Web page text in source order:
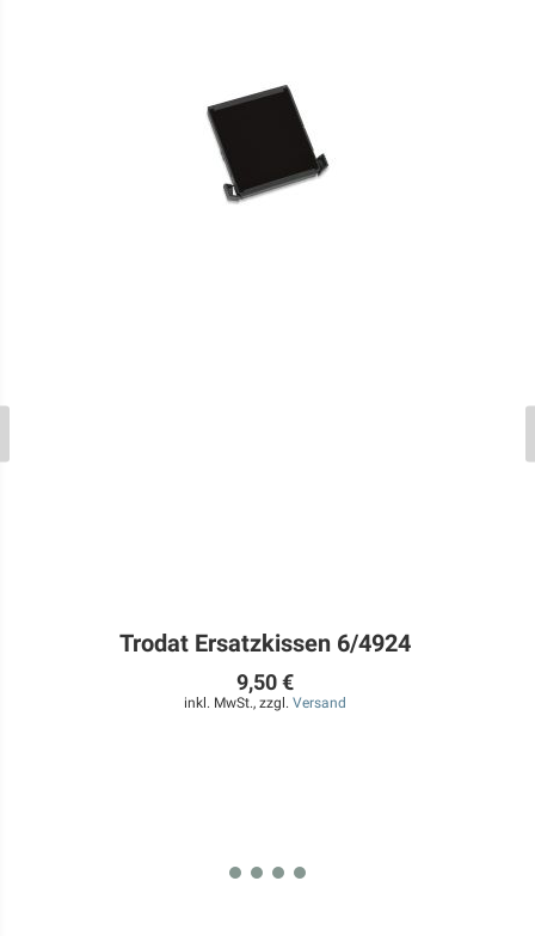
Trodat Ersatzkissen 6/4924
9,50 €
inkl. MwSt., zzgl. Versand